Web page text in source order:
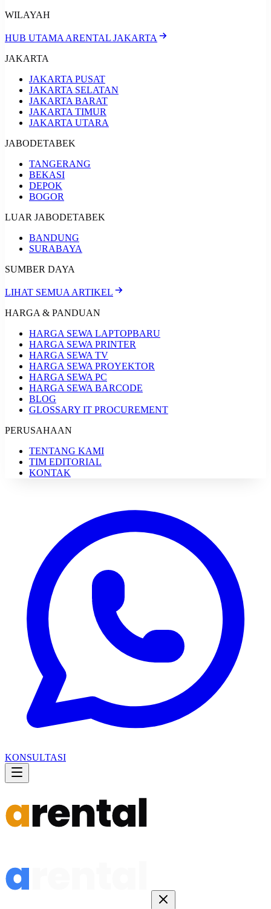
WILAYAH
HUB UTAMA ARENTAL JAKARTA
JAKARTA
JAKARTA PUSAT
JAKARTA SELATAN
JAKARTA BARAT
JAKARTA TIMUR
JAKARTA UTARA
JABODETABEK
TANGERANG
BEKASI
DEPOK
BOGOR
LUAR JABODETABEK
BANDUNG
SURABAYA
SUMBER DAYA
LIHAT SEMUA ARTIKEL
HARGA & PANDUAN
HARGA SEWA LAPTOPBARU
HARGA SEWA PRINTER
HARGA SEWA TV
HARGA SEWA PROYEKTOR
HARGA SEWA PC
HARGA SEWA BARCODE
BLOG
GLOSSARY IT PROCUREMENT
PERUSAHAAN
TENTANG KAMI
TIM EDITORIAL
KONTAK
KONSULTASI